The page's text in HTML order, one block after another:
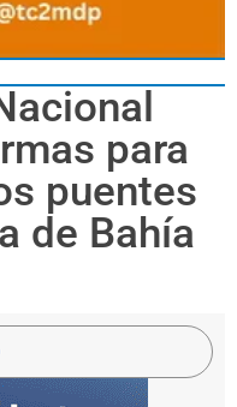
para
puentes
de Bahía